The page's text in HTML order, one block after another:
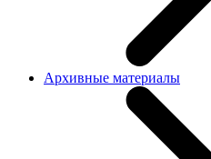
Архивные материалы